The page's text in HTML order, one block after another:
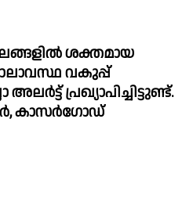
ശക്തമായ
വകുപ്പ്
പ്രഖ്യാപിച്ചിട്ടുണ്ട്.
കാസര്‍ഗോഡ്